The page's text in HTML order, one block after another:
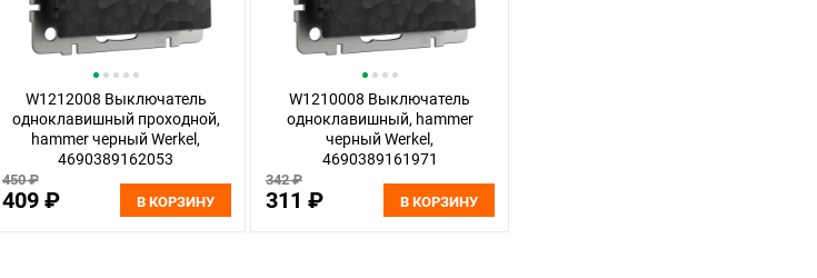
W1212008 Выключатель
одноклавишный проходной,
hammer черный Werkel,
4690389162053
450 ₽
409 ₽ В КОРЗИНУ
W1210008 Выключатель
одноклавишный, hammer
черный Werkel,
4690389161971
342 ₽
311 ₽ В КОРЗИНУ